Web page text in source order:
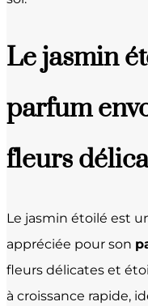
Le jasmin
parfum
fleurs
Le jasmin étoilé est
appréciée pour son
fleurs délicates et
à croissance rapide,